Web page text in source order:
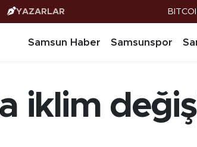
YAZARLAR
Samsun Haber Samsunspor
iklim